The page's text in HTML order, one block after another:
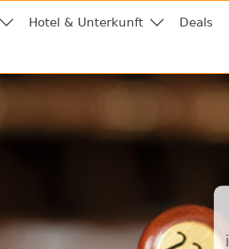
Hotel & Unterkunft Deals